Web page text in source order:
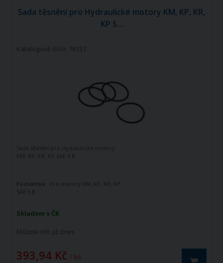
Sada těsnění pro Hydraulické motory KM, KP, KR,
KP S...
Katalogové číslo: 76137
Skladem v ČR
Můžete mít: již dnes
393,94 Kč / ks
Sada těsnění pro Hydraulické motory
KM, KP, KR, KP SAE 6 B
Poznámka: Pro motory KM, KP, KR, KP
SAE 6 B